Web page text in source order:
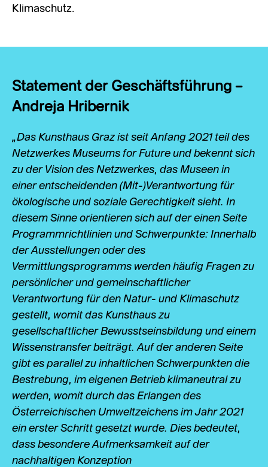
Klimaschutz.
Statement der Geschäftsführung –
Andreja Hribernik
„Das Kunsthaus Graz ist seit Anfang 2021 teil des
Netzwerkes Museums for Future und bekennt sich
zu der Vision des Netzwerkes, das Museen in
einer entscheidenden (Mit-)Verantwortung für
ökologische und soziale Gerechtigkeit sieht. In
diesem Sinne orientieren sich auf der einen Seite
Programmrichtlinien und Schwerpunkte: Innerhalb
der Ausstellungen oder des
Vermittlungsprogramms werden häufig Fragen zu
persönlicher und gemeinschaftlicher
Verantwortung für den Natur- und Klimaschutz
gestellt, womit das Kunsthaus zu
gesellschaftlicher Bewusstseinsbildung und einem
Wissenstransfer beiträgt. Auf der anderen Seite
gibt es parallel zu inhaltlichen Schwerpunkten die
Bestrebung, im eigenen Betrieb klimaneutral zu
werden, womit durch das Erlangen des
Österreichischen Umweltzeichens im Jahr 2021
ein erster Schritt gesetzt wurde. Dies bedeutet,
dass besondere Aufmerksamkeit auf der
nachhaltigen Konzeption